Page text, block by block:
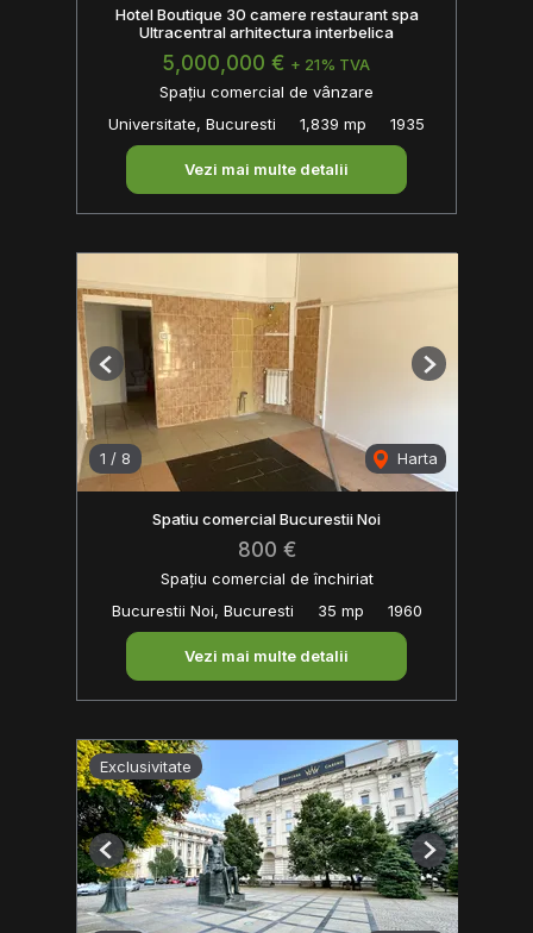
Hotel Boutique 30 camere restaurant spa
Ultracentral arhitectura interbelica
5,000,000 € + 21% TVA
Spațiu comercial de vânzare
Universitate, Bucuresti
1,839 mp 1935
Vezi mai multe detalii
1 / 8 Harta
Previous Next
Spatiu comercial Bucurestii Noi
800 €
Spațiu comercial de închiriat
Bucurestii Noi, Bucuresti
35 mp 1960
Vezi mai multe detalii
Exclusivitate
Previous Next